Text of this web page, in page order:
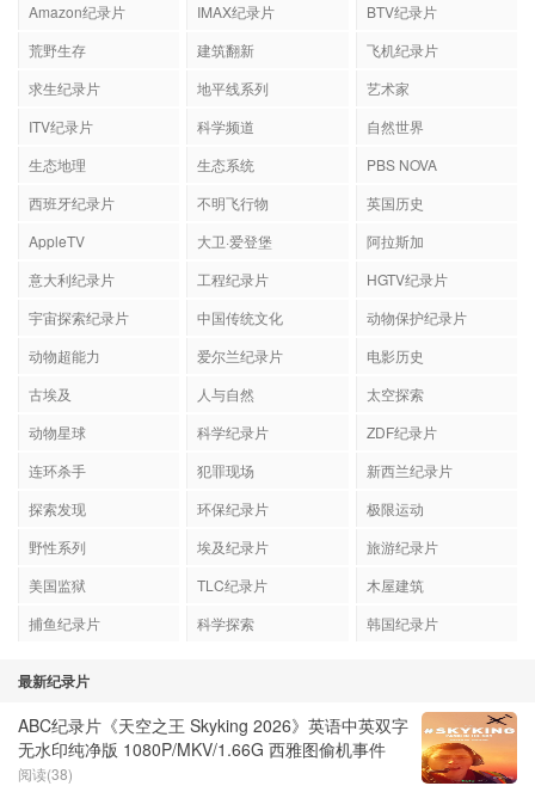
Amazon纪录片
IMAX纪录片
BTV纪录片
荒野生存
建筑翻新
飞机纪录片
求生纪录片
地平线系列
艺术家
ITV纪录片
科学频道
自然世界
生态地理
生态系统
PBS NOVA
西班牙纪录片
不明飞行物
英国历史
AppleTV
大卫·爱登堡
阿拉斯加
意大利纪录片
工程纪录片
HGTV纪录片
宇宙探索纪录片
中国传统文化
动物保护纪录片
动物超能力
爱尔兰纪录片
电影历史
古埃及
人与自然
太空探索
动物星球
科学纪录片
ZDF纪录片
连环杀手
犯罪现场
新西兰纪录片
探索发现
环保纪录片
极限运动
野性系列
埃及纪录片
旅游纪录片
美国监狱
TLC纪录片
木屋建筑
捕鱼纪录片
科学探索 韩国纪录片
最新纪录片
ABC纪录片《天空之王 Skyking 2026》英语中英双字
无水印纯净版 1080P/MKV/1.66G 西雅图偷机事件
阅读(38)